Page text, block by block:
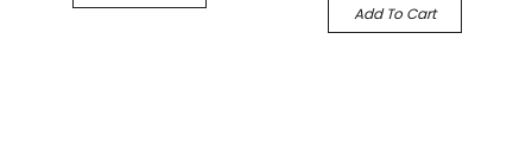
Add To Cart